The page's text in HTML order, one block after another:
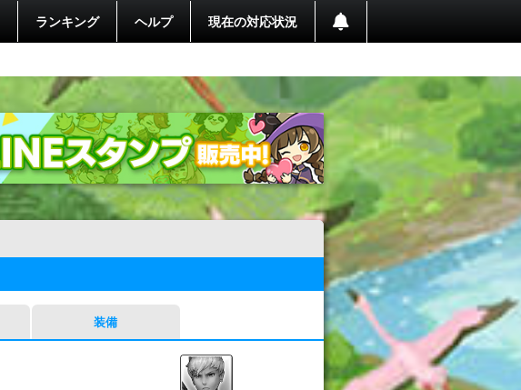
ランキング ヘルプ 現在の対応状況
装備